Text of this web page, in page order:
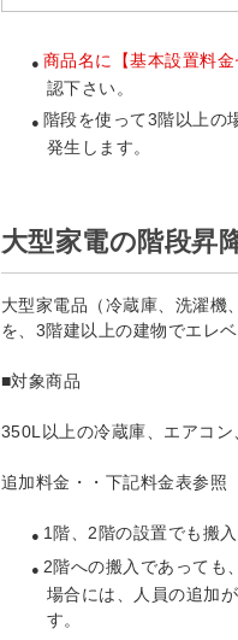
商品名に【基本設置料
認下さい。
階段を使って3階以上の
発生します。
大型家電の階段昇
大型家電品（冷蔵庫、洗濯機
を、3階建以上の建物でエレ
■対象商品
350L以上の冷蔵庫、エアコ
追加料金・・下記料金表参照
1階、2階の設置でも搬
2階への搬入であっても
場合には、人員の追加
す。